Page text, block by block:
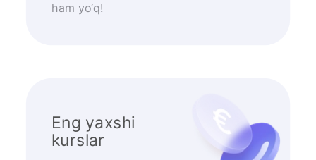
ham yo‘q!
Eng yaxshi
kurslar